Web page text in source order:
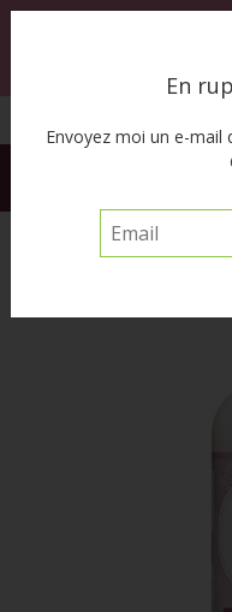
FREE SHIPPING
Accueil / Kids
En
Envoyez moi un e-mail